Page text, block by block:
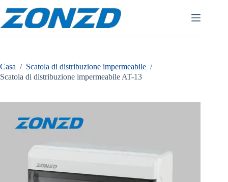
contenuto
Casa / Scatola di distribuzione impermeabile /
Scatola di distribuzione impermeabile AT-13